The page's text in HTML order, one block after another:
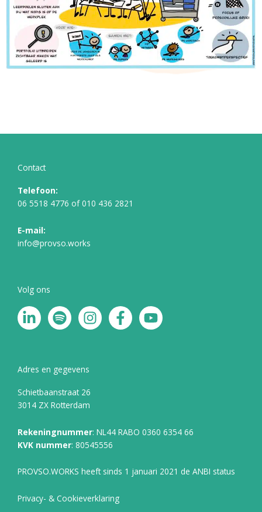
Contact
Telefoon:
06 5518 4776 of010 436 2821
E-mail:
info@provso.works
Volg ons
L
i
e
i
n
-
i
n
S
p
i
y
I
n
r
a
m
F
a
-
f
Y
o
Adres en gegevens
Schietbaanstraat 26
3014 ZX Rotterdam
Rekeningnummer: NL44 RABO 0360 6354 66
KVK nummer: 80545556
PROVSO.WORKS heeft sinds 1 januari 2021 de ANBI status
Privacy- & Cookieverklaring